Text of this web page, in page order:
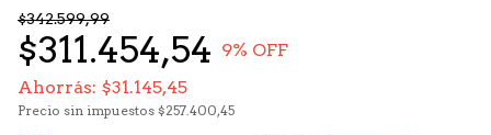
$342.599,99
$311.454,54 9% OFF
Ahorrás: $31.145,45
Precio sin impuestos $257.400,45